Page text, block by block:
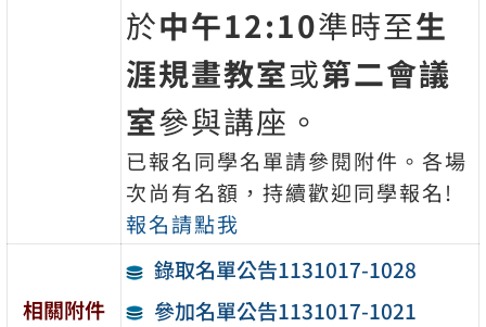
於中午12:10準時至生
涯規畫教室或第二會議
室參與講座。
已報名同學名單請參閱附件。各場
次尚有名額，持續歡迎同學報名!
報名請點我
相關附件
錄取名單公告1131017-1028
參加名單公告1131017-1021